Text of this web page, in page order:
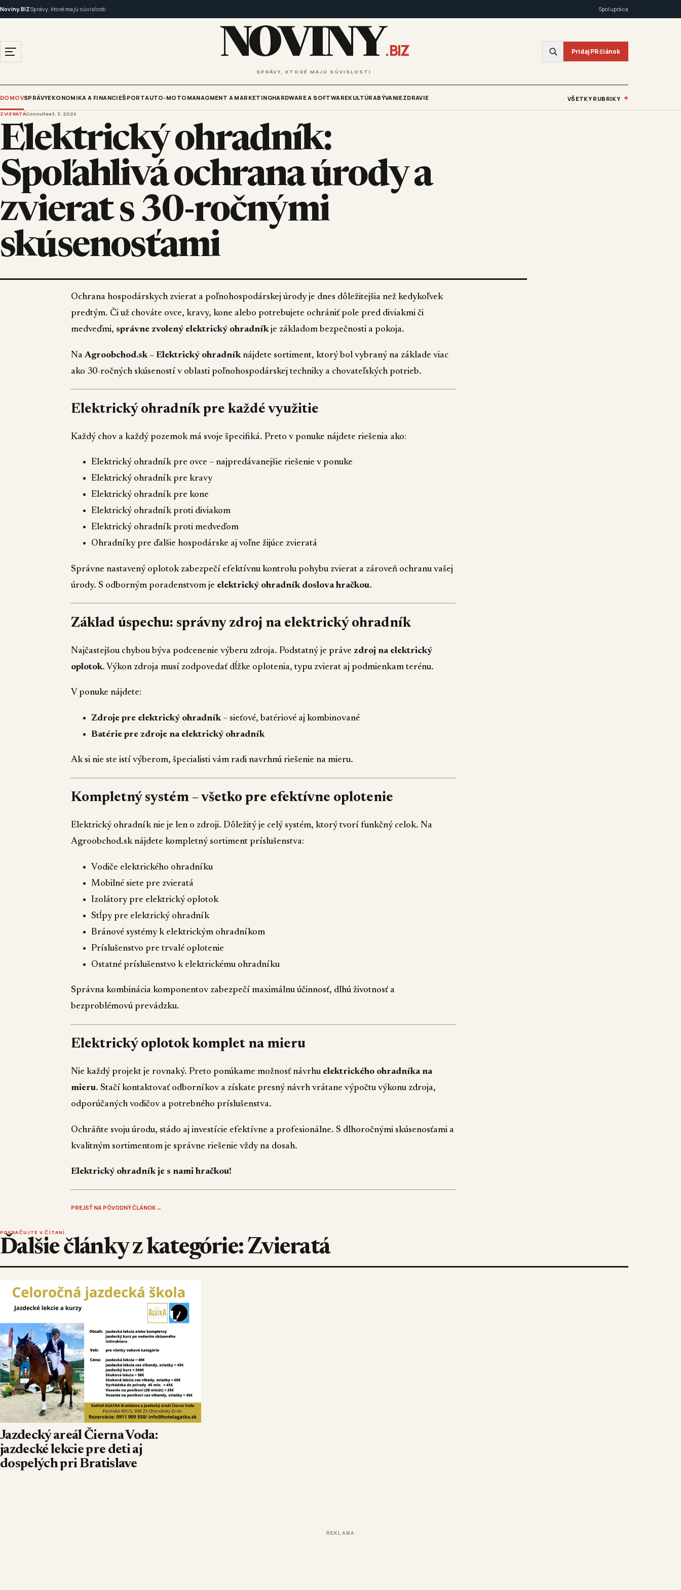
Noviny.BIZSprávy, ktoré majú súvislosti Spolupráca
NOVINY .BIZ
SPRÁVY, KTORÉ MAJÚ SÚVISLOSTI
Pridaj PR článok
DOMOVSPRÁVYEKONOMIKA A FINANCIEŠPORTAUTO-MOTO MANAGMENT A MARKETINGHARDWARE A SOFTWAREKULTÚRABÝVANIEZDRAVIE VŠETKY RUBRIKY +
ZVIERATÁConsultee3. 3. 2026
Elektrický ohradník:
Spoľahlivá ochrana úrody a
zvierat s 30-ročnými
skúsenosťami
Ochrana hospodárskych zvierat a poľnohospodárskej úrody je dnes dôležitejšia než kedykoľvek
predtým. Či už chováte ovce, kravy, kone alebo potrebujete ochrániť pole pred diviakmi či
medveďmi, správne zvolený elektrický ohradníkje základom bezpečnosti a pokoja.
NaAgroobchod.sk – Elektrický ohradníknájdete sortiment, ktorý bol vybraný na základe viac
ako 30-ročných skúseností v oblasti poľnohospodárskej techniky a chovateľských potrieb.
Elektrický ohradník pre každé využitie
Každý chov a každý pozemok má svoje špecifiká. Preto v ponuke nájdete riešenia ako:
Elektrický ohradník pre ovce – najpredávanejšie riešenie v ponuke
Elektrický ohradník pre kravy
Elektrický ohradník pre kone
Elektrický ohradník proti diviakom
Elektrický ohradník proti medveďom
Ohradníky pre ďalšie hospodárske aj voľne žijúce zvieratá
Správne nastavený oplotok zabezpečí efektívnu kontrolu pohybu zvierat a zároveň ochranu vašej
úrody. S odborným poradenstvom je elektrický ohradník doslova hračkou.
Základ úspechu: správny zdroj na elektrický ohradník
Najčastejšou chybou býva podcenenie výberu zdroja. Podstatný je práve zdroj na elektrický
oplotok. Výkon zdroja musí zodpovedať dĺžke oplotenia, typu zvierat aj podmienkam terénu.
V ponuke nájdete:
Zdroje pre elektrický ohradník– sieťové, batériové aj kombinované
Batérie pre zdroje na elektrický ohradník
Ak si nie ste istí výberom, špecialisti vám radi navrhnú riešenie na mieru.
Kompletný systém – všetko pre efektívne oplotenie
Elektrický ohradník nie je len o zdroji. Dôležitý je celý systém, ktorý tvorí funkčný celok. Na
Agroobchod.sk nájdete kompletný sortiment príslušenstva:
Vodiče elektrického ohradníku
Mobilné siete pre zvieratá
Izolátory pre elektrický oplotok
Stĺpy pre elektrický ohradník
Bránové systémy k elektrickým ohradníkom
Príslušenstvo pre trvalé oplotenie
Ostatné príslušenstvo k elektrickému ohradníku
Správna kombinácia komponentov zabezpečí maximálnu účinnosť, dlhú životnosť a
bezproblémovú prevádzku.
Elektrický oplotok komplet na mieru
Nie každý projekt je rovnaký. Preto ponúkame možnosť návrhu elektrického ohradníka na
mieru. Stačí kontaktovať odborníkov a získate presný návrh vrátane výpočtu výkonu zdroja,
odporúčaných vodičov a potrebného príslušenstva.
Ochráňte svoju úrodu, stádo aj investície efektívne a profesionálne. S dlhoročnými skúsenosťami a
kvalitným sortimentom je správne riešenie vždy na dosah.
Elektrický ohradník je s nami hračkou!
PREJSŤ NA PÔVODNÝ ČLÁNOK →
POKRAČUJTE V ČÍTANÍ
Ďalšie články z kategórie: Zvieratá
Jazdecký areál Čierna Voda:
jazdecké lekcie pre deti aj
dospelých pri Bratislave
REKLAMA